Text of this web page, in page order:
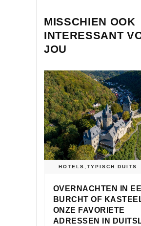
MISSCHIEN OOK
INTERESSANT
JOU
HOTELS TYPISCH DUITS
OVERNACHTEN IN
BURCHT OF
ONZE FAVORIETE
ADRESSEN IN